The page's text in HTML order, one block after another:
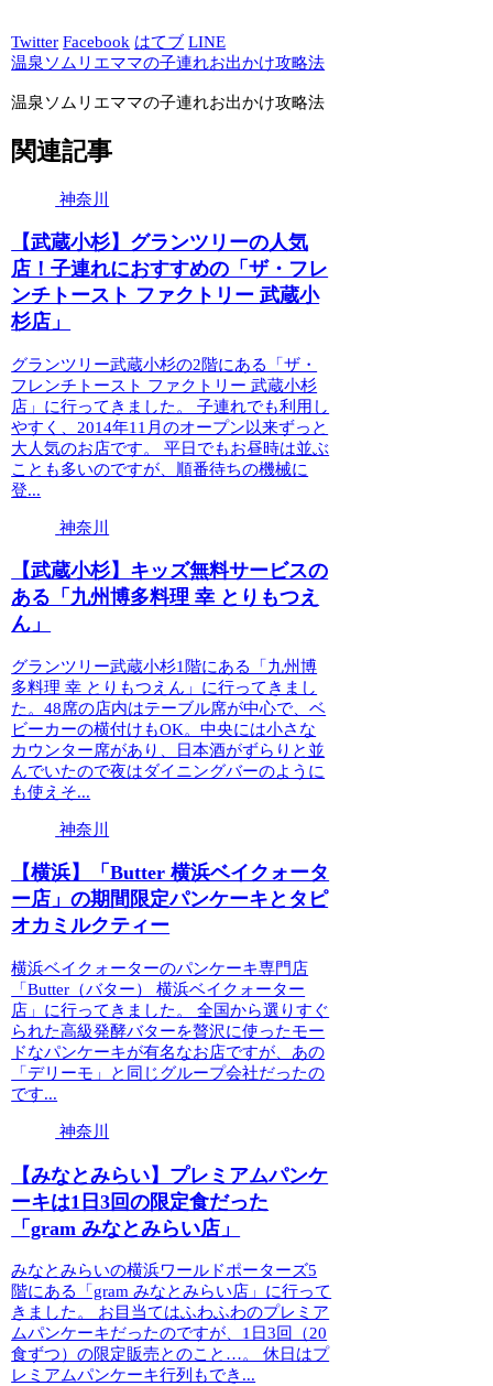
Twitter Facebook はてブ LINE
温泉ソムリエママの子連れお出かけ攻略法
温泉ソムリエママの子連れお出かけ攻略法
関連記事
神奈川
【武蔵小杉】グランツリーの人気
店！子連れにおすすめの「ザ・フレ
ンチトースト ファクトリー 武蔵小
杉店」
グランツリー武蔵小杉の2階にある「ザ・
フレンチトースト ファクトリー 武蔵小杉
店」に行ってきました。 子連れでも利用し
やすく、2014年11月のオープン以来ずっと
大人気のお店です。 平日でもお昼時は並ぶ
ことも多いのですが、順番待ちの機械に
登...
神奈川
【武蔵小杉】キッズ無料サービスの
ある「九州博多料理 幸 とりもつえ
ん」
グランツリー武蔵小杉1階にある「九州博
多料理 幸 とりもつえん」に行ってきまし
た。48席の店内はテーブル席が中心で、ベ
ビーカーの横付けもOK。中央には小さな
カウンター席があり、日本酒がずらりと並
んでいたので夜はダイニングバーのように
も使えそ...
神奈川
【横浜】「Butter 横浜ベイクォータ
ー店」の期間限定パンケーキとタピ
オカミルクティー
横浜ベイクォーターのパンケーキ専門店
「Butter（バター） 横浜ベイクォーター
店」に行ってきました。 全国から選りすぐ
られた高級発酵バターを贅沢に使ったモー
ドなパンケーキが有名なお店ですが、あの
「デリーモ」と同じグループ会社だったの
です...
神奈川
【みなとみらい】プレミアムパンケ
ーキは1日3回の限定食だった
「gram みなとみらい店」
みなとみらいの横浜ワールドポーターズ5
階にある「gram みなとみらい店」に行って
きました。 お目当てはふわふわのプレミア
ムパンケーキだったのですが、1日3回（20
食ずつ）の限定販売とのこと…。 休日はプ
レミアムパンケーキ行列もでき...